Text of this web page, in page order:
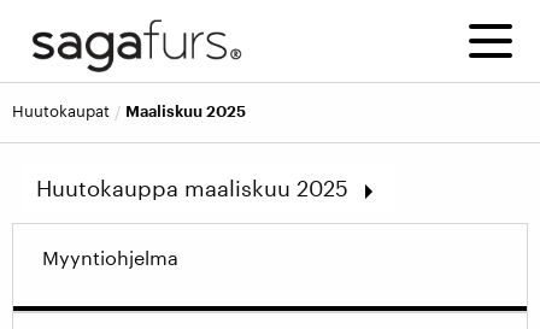
huutokaupat Maaliskuu 2025
Huutokauppa maaliskuu 2025
Kesäkuu 2026
Maaliskuu 2026
Myyntiohjelma